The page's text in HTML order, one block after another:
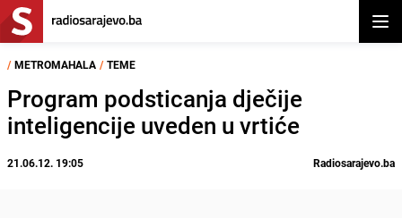
/ METROMAHALA / TEME
Program podsticanja dječije
inteligencije uveden u vrtiće
21.06.12. 19:05 Radiosarajevo.ba